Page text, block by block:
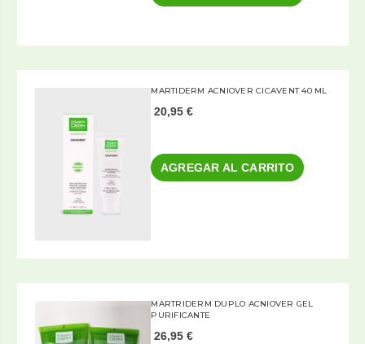
MARTIDERM ACNIOVER CICAVENT 40 ML
20,95 €
AGREGAR AL CARRITO
MARTRIDERM DUPLO ACNIOVER GEL
PURIFICANTE
26,95 €